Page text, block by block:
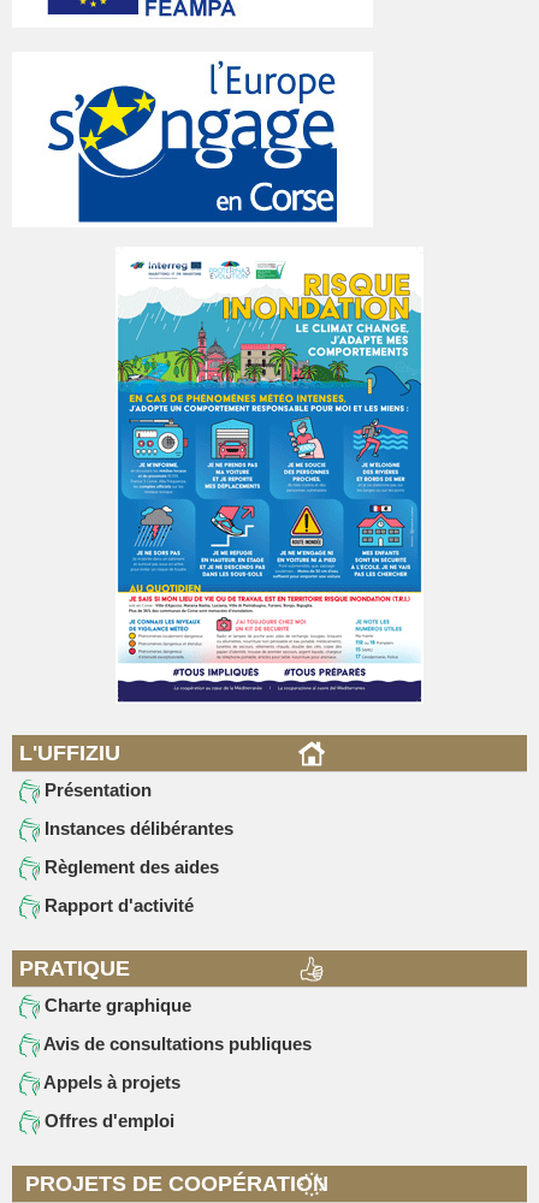
L'UFFIZIU
Présentation
Instances délibérantes
Règlement des aides
Rapport d'activité
PRATIQUE
Charte graphique
Avis de consultations publiques
Appels à projets
Offres d'emploi
PROJETS DE COOPÉRATION